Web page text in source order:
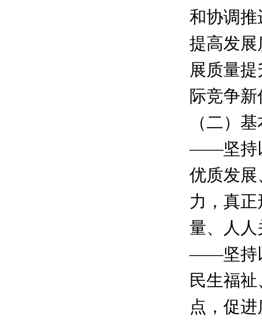
和协调推
提高发
展质量
际竞争
（二）
——坚持
优质发
力，真
量、人
——坚持
民生福
点，促